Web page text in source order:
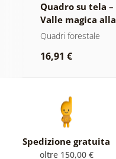
Quadro su tela –
Valle magica alla
luce della luna
Quadri forestale
16,91 €
Spedizione gratuita
oltre 150,00 €